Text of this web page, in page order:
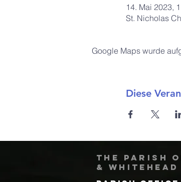
14. Mai 2023,
St. Nicholas
Google Maps wurde
Diese
The Parish
& Whitehead